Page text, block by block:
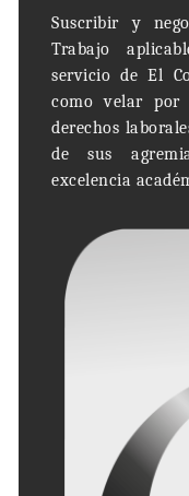
Suscribir y
Trabajo
servicio de El
como velar por
derechos
de sus
excelencia